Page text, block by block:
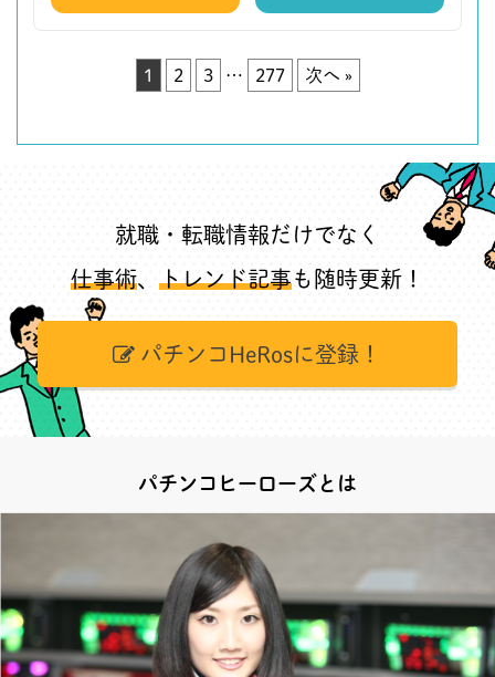
1 2 3 … 277 次へ »
就職・転職情報だけでなく
仕事術、 トレンド記事も随時更新！
パチンコHeRosに登録！
パチンコヒーローズとは